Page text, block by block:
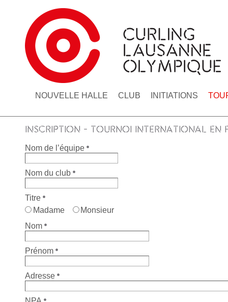
NOUVELLE HALLE CLUB INITIATIONS
INSCRIPTION - TOURNOI INTERNATIONAL EN
Nom de l’équipe
Nom du club
Titre
Madame
Monsieur
Nom
Prénom
Adresse